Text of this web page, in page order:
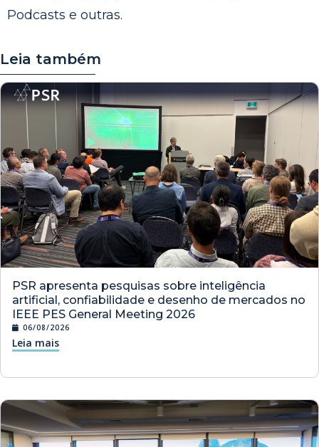
Podcasts e outras.
Leia também
PSR apresenta pesquisas sobre inteligência
artificial, confiabilidade e desenho de mercados no
IEEE PES General Meeting 2026
06/08/2026
Leia mais